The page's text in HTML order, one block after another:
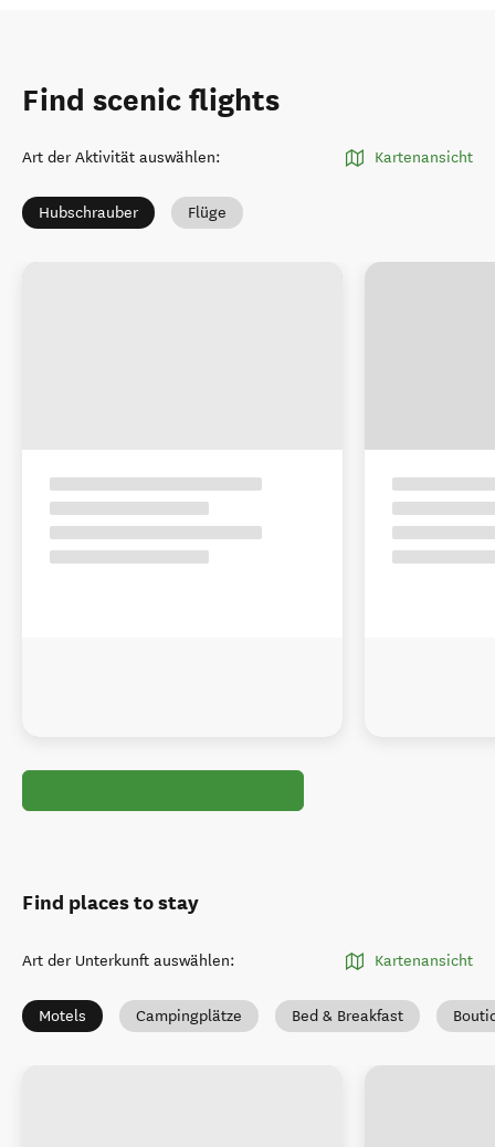
Find scenic flights
Art der Aktivität auswählen: Kartenansicht
Hubschrauber Flüge
Find places to stay
Art der Unterkunft auswählen: Kartenansicht
Motels Campingplätze Bed & Breakfast